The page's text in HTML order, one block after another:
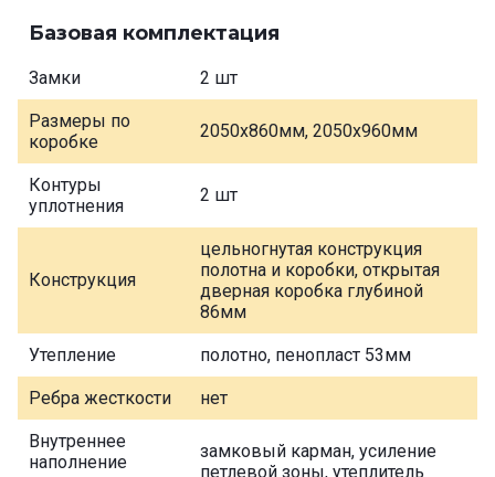
Базовая комплектация
Замки 2 шт
Размеры по
коробке
2050х860мм, 2050х960мм
Контуры
уплотнения
2 шт
Конструкция
цельногнутая конструкция
полотна и коробки, открытая
дверная коробка глубиной
86мм
Утепление полотно, пенопласт 53мм
Ребра жесткости нет
Внутреннее
наполнение
замковый карман, усиление
петлевой зоны, утеплитель